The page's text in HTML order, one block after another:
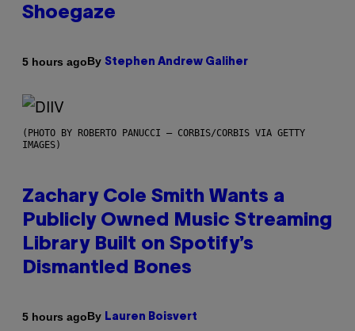
Shoegaze
5 hours agoBy Stephen Andrew Galiher
(PHOTO BY ROBERTO PANUCCI – CORBIS/CORBIS VIA GETTY
IMAGES)
Zachary Cole Smith Wants a
Publicly Owned Music Streaming
Library Built on Spotify’s
Dismantled Bones
5 hours agoBy Lauren Boisvert